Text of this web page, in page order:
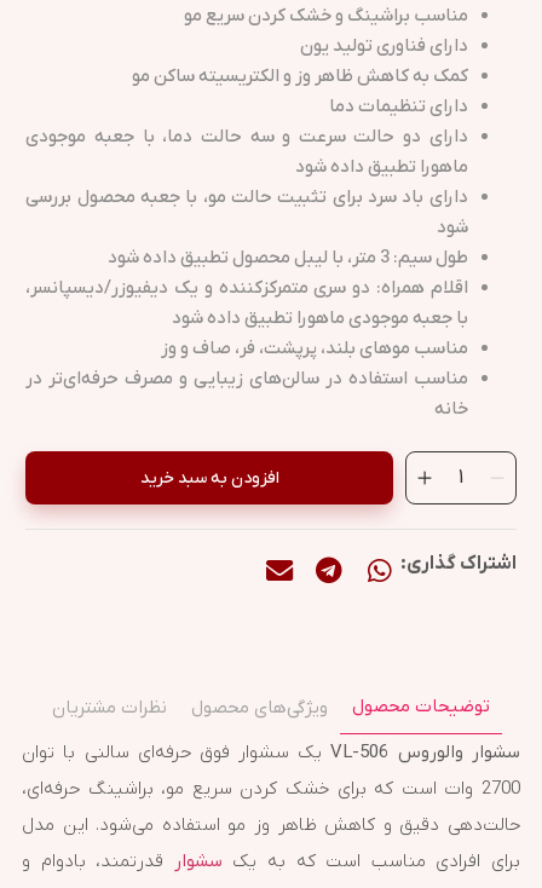
مناسب براشینگ و خشک کردن سریع مو
دارای فناوری تولید یون
کمک به کاهش ظاهر وز و الکتریسیته ساکن مو
دارای تنظیمات دما
دارای دو حالت سرعت و سه حالت دما، با جعبه موجودی
ماهورا تطبیق داده شود
دارای باد سرد برای تثبیت حالت مو، با جعبه محصول بررسی
شود
طول سیم: 3 متر، با لیبل محصول تطبیق داده شود
اقلام همراه: دو سری متمرکزکننده و یک دیفیوزر/دیسپانسر،
با جعبه موجودی ماهورا تطبیق داده شود
مناسب موهای بلند، پرپشت، فر، صاف و وز
مناسب استفاده در سالن‌های زیبایی و مصرف حرفه‌ای‌تر در
خانه
افزودن به سبد خرید
اشتراک گذاری:
توضیحات محصول ویژگی‌های محصول
نظرات مشتریان
سشوار والوروس VL-506
یک سشوار فوق حرفه‌ای سالنی با توان
2700 وات است که برای خشک کردن سریع مو، براشینگ حرفه‌ای،
حالت‌دهی دقیق و کاهش ظاهر وز مو استفاده می‌شود. این مدل
برای افرادی مناسب است که به یک سشوار
قدرتمند، بادوام و